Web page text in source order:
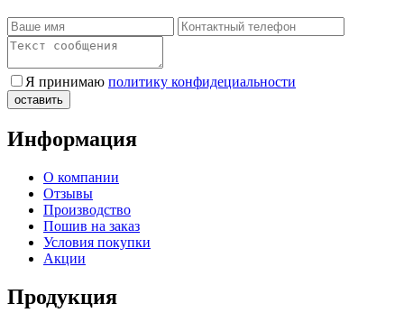
Я принимаю политику конфидециальности
Информация
О компании
Отзывы
Производство
Пошив на заказ
Условия покупки
Акции
Продукция